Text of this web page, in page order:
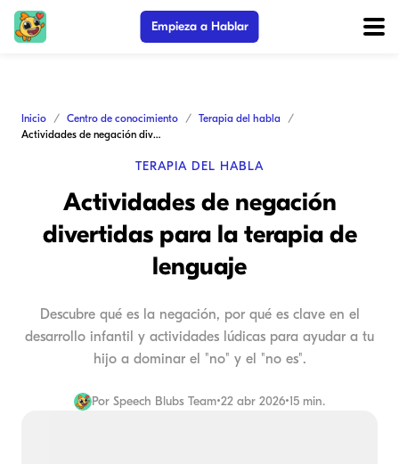
Empieza a Hablar
Inicio Centro de conocimiento
Terapia del habla
Actividades de negación divertidas para la terapia de lenguaje
TERAPIA DEL HABLA
Actividades de negación
divertidas para la terapia de
lenguaje
Descubre qué es la negación, por qué es clave en el
desarrollo infantil y actividades lúdicas para ayudar a tu
hijo a dominar el "no" y el "no es".
Por Speech Blubs Team•22 abr 2026•15 min.